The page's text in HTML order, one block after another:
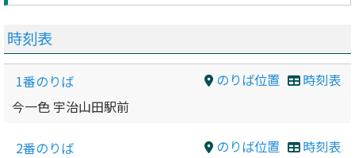
時刻表
のりば位置 時刻表
1番のりば
今一色 宇治山田駅前
のりば位置 時刻表
2番のりば